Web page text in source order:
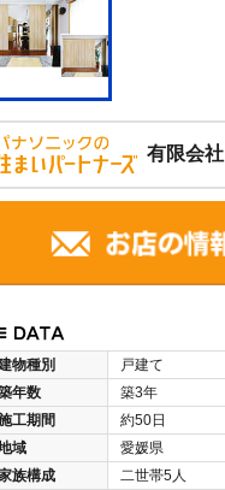
有限会
物種別
戸建て
年数
築3年
工期間
約50日
域
愛媛県
族構成
二世帯5人